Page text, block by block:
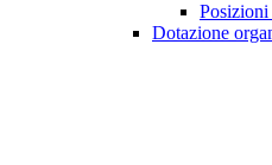
Dotazione